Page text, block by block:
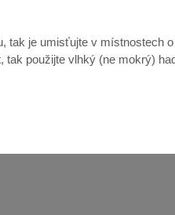
tak je umisťujte v místnostech
použijte vlhký (ne mokrý)